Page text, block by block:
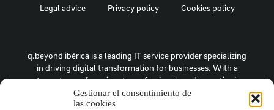
Gestionar el consentimiento de
las cookies
Legal advice Privacy policy Cookies policy
q.beyond ibérica is a leading IT service provider specializing
in driving digital transformation for businesses. With a
strong team of passionate professionals and expertise in
Cloud, SAP, data intelligence and software development, we
empower our clients to thrive in the digital era.